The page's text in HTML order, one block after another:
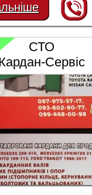
СТО
Сервіс